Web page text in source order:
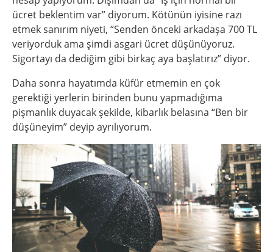
ücret beklentim var” diyorum. Kötünün iyisine razı
etmek sanırım niyeti, “Senden önceki arkadaşa 700 TL
veriyorduk ama şimdi asgari ücret düşünüyoruz.
Sigortayı da dediğim gibi birkaç aya başlatırız” diyor.
Daha sonra hayatımda küfür etmemin en çok
gerektiği yerlerin birinden bunu yapmadığıma
pişmanlık duyacak şekilde, kibarlık belasına “Ben bir
düşüneyim” deyip ayrılıyorum.